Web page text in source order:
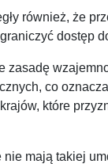
również, że
dostęp
zasadę
co
które
nie mają takiej